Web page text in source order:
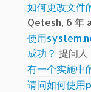
如何更改文件
Qetesh, 6 年
使用
成功？ 提问
有一个实施中
请问如何使